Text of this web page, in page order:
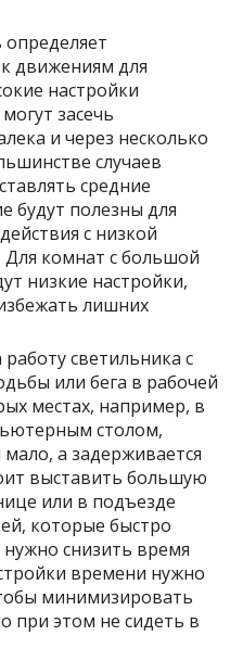
определяет
движениям для
настройки
засечь
и через несколько
случаев
средние
будут полезны для
с низкой
Для комнат с большой
низкие настройки,
лишних
светильника с
или бега в рабочей
местах, например, в
столом,
мало, а задерживается
выставить большую
или в подъезде
которые быстро
снизить время
времени нужно
минимизировать
при этом не сидеть в